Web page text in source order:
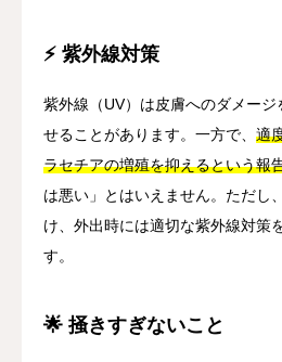
⚡ 紫外線対策
紫外線（UV）は皮膚へのダメージ
せることがあります。一方で、 適
ラセチアの増殖を抑えるという報
は悪い」とはいえません。ただし
け、外出時には適切な紫外線対策
す。
🌟 掻きすぎないこと